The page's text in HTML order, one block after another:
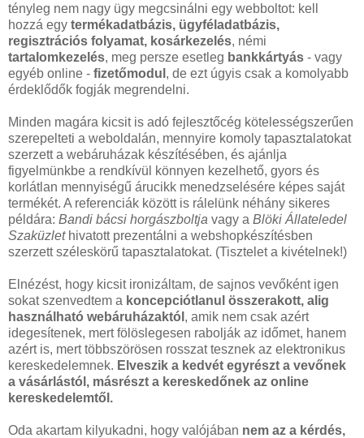
tényleg nem nagy ügy megcsinálni egy webboltot: kell
hozzá egy termékadatbázis, ügyféladatbázis,
regisztrációs folyamat, kosárkezelés, némi
tartalomkezelés, meg persze esetleg bankkártyás - vagy
egyéb online - fizetőmodul , de ezt úgyis csak a komolyabb
érdeklődők fogják megrendelni.
Minden magára kicsit is adó fejlesztőcég kötelességszerűen
szerepelteti a weboldalán, mennyire komoly tapasztalatokat
szerzett a webáruházak készítésében, és ajánlja
figyelmünkbe a rendkívül könnyen kezelhető, gyors és
korlátlan mennyiségű árucikk menedzselésére képes saját
termékét. A referenciák között is rálelünk néhány sikeres
példára: Bandi bácsi horgászboltja vagy a Blöki Állateledel
Szaküzlethivatott prezentálni a webshopkészítésben
szerzett széleskörű tapasztalatokat. (Tisztelet a kivételnek!)
Elnézést, hogy kicsit ironizáltam, de sajnos vevőként igen
sokat szenvedtem a koncepciótlanul összerakott, alig
használható webáruházaktól , amik nem csak azért
idegesítenek, mert fölöslegesen rabolják az időmet, hanem
azért is, mert többszörösen rosszat tesznek az elektronikus
kereskedelemnek. Elveszik a kedvét egyrészt a vevőnek
a vásárlástól, másrészt a kereskedőnek az online
kereskedelemtől.
Oda akartam kilyukadni, hogy valójában nem az a kérdés,